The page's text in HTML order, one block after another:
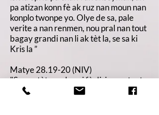
pa atizan konn fè ak ruz nan moun nan
konplo twonpe yo. Olye de sa, pale
verite a nan renmen, nou pral nan tout
bagay grandi nan li ak tèt la, se sa ki
Kris la ”
Matye 28.19-20 (NIV)
"Se poutèt sa, ale epi fè disip nan tout
nasyon, batize yo nan non Papa a, Pitit